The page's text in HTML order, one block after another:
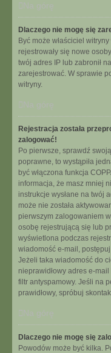
Na górę
Dlaczego nie mogę się
Być może właściciel
rejestrowały się nowe
twój adres IP lub zabronił
zarejestrować. W sprawie
witryny.
Na górę
Rejestracja została
zalogować!
Po pierwsze, sprawdź
poprawne, to wystąpiła
być włączona funkcja
informacja, że masz mniej
instrukcje wysłane na twój
może nie została
pierwszym zalogowaniem
osobę rejestrującą się lub
wyświetlona podczas
wiadomość e-mail,
Jeżeli taka wiadomość do
nieprawidłowy adres e-
filtr antyspamowy. Jeśli na
prawidłowy, spróbuj
Na górę
Dlaczego nie mogę się
Powodów może być kilka.